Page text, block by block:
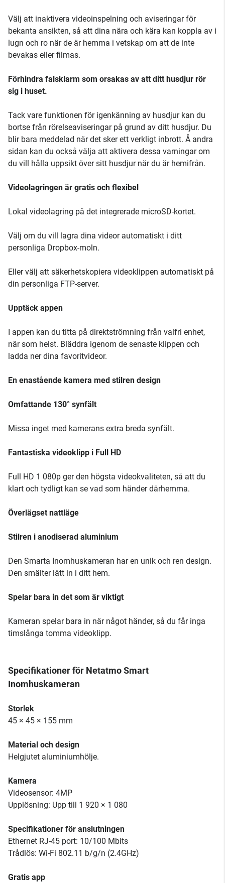
Välj att inaktivera videoinspelning och aviseringar för
bekanta ansikten, så att dina nära och kära kan koppla av i
lugn och ro när de är hemma i vetskap om att de inte
bevakas eller filmas.
Förhindra falsklarm som orsakas av att ditt husdjur rör
sig i huset.
Tack vare funktionen för igenkänning av husdjur kan du
bortse från rörelseaviseringar på grund av ditt husdjur. Du
blir bara meddelad när det sker ett verkligt inbrott. Å andra
sidan kan du också välja att aktivera dessa varningar om
du vill hålla uppsikt över sitt husdjur när du är hemifrån.
Videolagringen är gratis och flexibel
Lokal videolagring på det integrerade microSD-kortet.
Välj om du vill lagra dina videor automatiskt i ditt
personliga Dropbox-moln.
Eller välj att säkerhetskopiera videoklippen automatiskt på
din personliga FTP-server.
Upptäck appen
I appen kan du titta på direktströmning från valfri enhet,
när som helst. Bläddra igenom de senaste klippen och
ladda ner dina favoritvideor.
En enastående kamera med stilren design
Omfattande 130° synfält
Missa inget med kamerans extra breda synfält.
Fantastiska videoklipp i Full HD
Full HD 1 080p ger den högsta videokvaliteten, så att du
klart och tydligt kan se vad som händer därhemma.
Överlägset nattläge
Stilren i anodiserad aluminium
Den Smarta Inomhuskameran har en unik och ren design.
Den smälter lätt in i ditt hem.
Spelar bara in det som är viktigt
Kameran spelar bara in när något händer, så du får inga
timslånga tomma videoklipp.
Specifikationer för Netatmo Smart
Inomhuskameran
Storlek
45 × 45 × 155 mm
Material och design
Helgjutet aluminiumhölje.
Kamera
Videosensor: 4MP
Upplösning: Upp till 1 920 × 1 080
Specifikationer för anslutningen
Ethernet RJ-45 port: 10/100 Mbits
Trådlös: Wi-Fi 802.11 b/g/n (2.4GHz)
Gratis app